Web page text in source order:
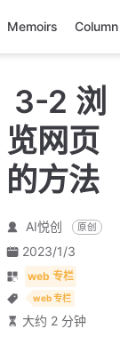
Memoirs Column
3-2 浏
览网页
的方法
AI悦创 原创
2023/1/3
web 专栏
web 专栏
大约 2 分钟